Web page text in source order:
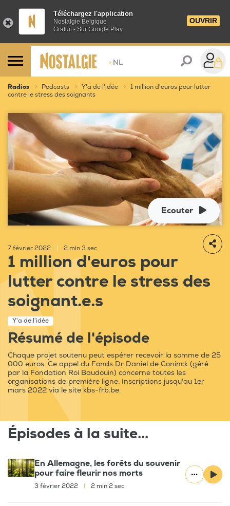
Téléchargez l'application
Nostalgie Belgique
Gratuit - Sur Google Play
OUVRIR
> NL
Radios Podcasts Y'a de l'idée
1 million d'euros pour lutter
contre le stress des soignants
Ecouter
7 février 2022 2 min 3 sec
1 million d'euros pour
lutter contre le stress des
soignant.e.s
Y'a de l'idée
Résumé de l'épisode
Chaque projet soutenu peut espérer recevoir la somme de 25
000 euros. Ce appel du Fonds Dr Daniel de Coninck (géré
par la Fondation Roi Baudouin) concerne toutes les
organisations de première ligne. Inscriptions jusqu'au 1er
mars 2022 via le site kbs-frb.be.
Épisodes à la suite...
En Allemagne, les forêts du souvenir
pour faire fleurir nos morts
3 février 2022 2 min 2 sec